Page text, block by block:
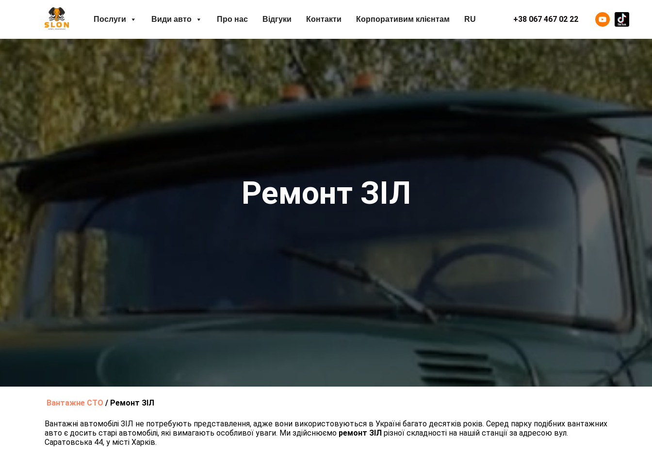
Послуги Види авто Про нас Відгуки Контакти Корпоративим клієнтам RU +38 067 467 02 22
Ремонт ЗІЛ
Вантажне СТО / Ремонт ЗІЛ
Вантажні автомобілі ЗІЛ не потребують представлення, адже вони використовуються в Україні багато десятків років. Серед парку подібних вантажних
авто є досить старі автомобілі, які вимагають особливої уваги. Ми здійснюємо ремонт ЗІЛ різної складності на нашій станції за адресою вул.
Саратовська 44, у місті Харків.